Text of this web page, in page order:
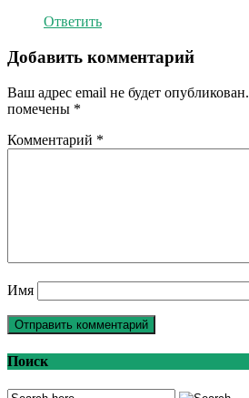
Ответить
Добавить комментарий
Ваш адрес email не будет опубликован.
помечены *
Комментарий *
Имя
Поиск